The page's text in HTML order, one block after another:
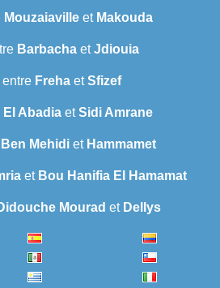
Mouzaiavilleet Makouda
Barbacha etJdiouia
entre Freha etSfizef
El Abadia etSidi Amrane
Ben Mehidiet Hammamet
et Bou Hanifia El Hamamat
Mourad et Dellys